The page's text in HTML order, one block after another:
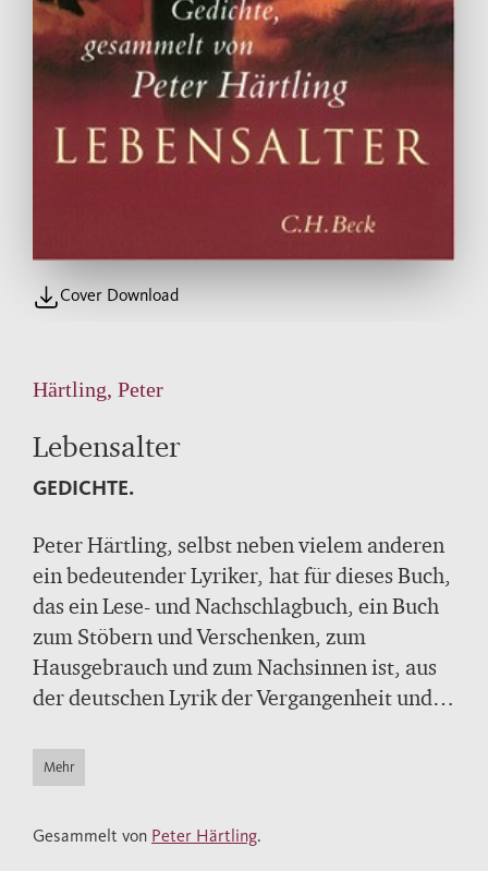
Cover Download
Härtling, Peter
Lebensalter
GEDICHTE.
Peter Härtling, selbst neben vielem anderen
ein bedeutender Lyriker, hat für dieses Buch,
das ein Lese- und Nachschlagbuch, ein Buch
zum Stöbern und Verschenken, zum
Hausgebrauch und zum Nachsinnen ist, aus
der deutschen Lyrik der Vergangenheit und
Lebensalter treffend charakterisieren. Von
der Geburt bis zum Tod, von den ersten
großen Desillusionierung, von
Mehr
Gesammelt von Peter Härtling.